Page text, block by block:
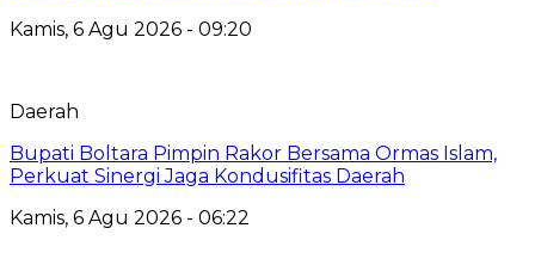
Kamis, 6 Agu 2026 - 09:20
Daerah
Bupati Boltara Pimpin Rakor Bersama Ormas Islam,
Perkuat Sinergi Jaga Kondusifitas Daerah
Kamis, 6 Agu 2026 - 06:22